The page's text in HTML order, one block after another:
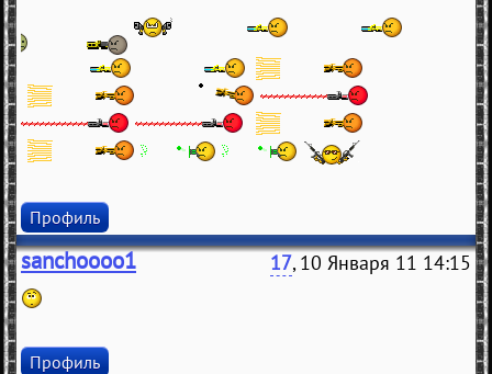
Профиль
sanchoooo1 17, 10 Января 11 14:15
Профиль